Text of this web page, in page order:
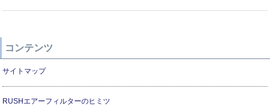
コンテンツ
サイトマップ
RUSHエアーフィルターのヒミツ